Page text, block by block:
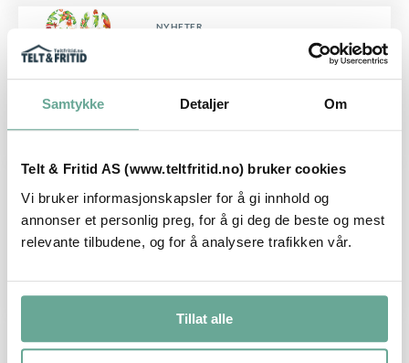
Samtykke Detaljer Om
Telt & Fritid AS (www.teltfritid.no) bruker cookies
Vi bruker informasjonskapsler for å gi innhold og
annonser et personlig preg, for å gi deg de beste og mest
relevante tilbudene, og for å analysere trafikken vår.
Tillat alle
NYHETER
Sevilla salatbestikk i melamin, 33cm
Sevilla serveringsbrett i melamin,
50x6x5cm
649,-
Sevilla rektangulær fat i melamin,